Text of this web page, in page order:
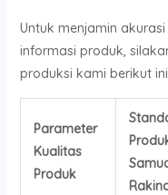
Untuk menjamin
informasi produk,
produksi kami berikut
Parameter
Kualitas
Produk